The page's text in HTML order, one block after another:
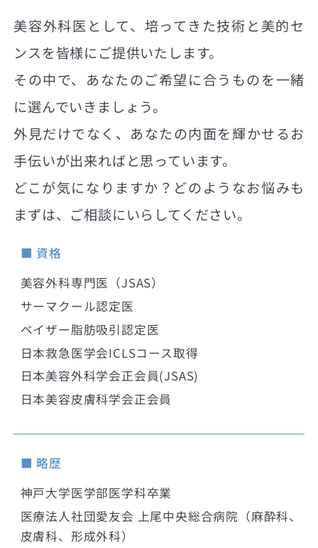
美容外科医として、培ってきた技術と美的セ
ンスを皆様にご提供いたします。
その中で、あなたのご希望に合うものを一緒
に選んでいきましょう。
外見だけでなく、あなたの内面を輝かせるお
手伝いが出来ればと思っています。
どこが気になりますか？どのようなお悩みも
まずは、ご相談にいらしてください。
■ 資格
美容外科専門医（JSAS）
サーマクール認定医
ベイザー脂肪吸引認定医
日本救急医学会ICLSコース取得
日本美容外科学会正会員(JSAS)
日本美容皮膚科学会正会員
■ 略歴
神戸大学医学部医学科卒業
医療法人社団愛友会 上尾中央総合病院（麻酔科、
皮膚科、形成外科）